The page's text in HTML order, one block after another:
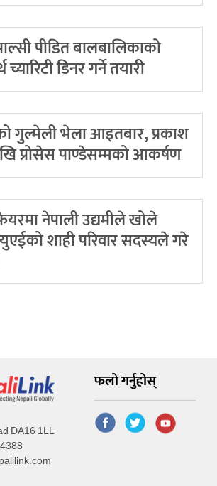
पीडित बालबालिकाको
च्यारिटी डिनर गर्ने तयारी
गुल्मेली भेला आइतबार, प्रकाश
प्रोसेस पाण्डेसम्मको आकर्षण
नेपाली उद्यमीले खोले
शाही परिवार सदस्यले गरे
DA16 1LL
फलो गर्नुहोस्